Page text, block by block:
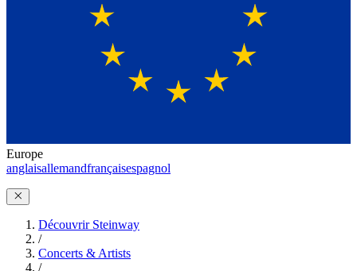
Europe
anglaisallemandfrançaisespagnol
Découvrir Steinway
/
Concerts & Artists
/